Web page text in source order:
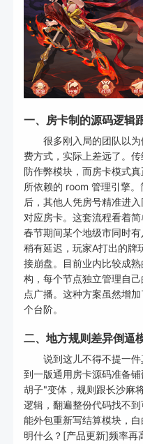
一、房卡制的源码逻辑
很多刚入局的团队以
费方式，实际上差远了。
防作弊模块，而房卡模式
所依赖的 room 管理引擎
后，其他人凭房号精准进
对应房卡。这套流程看着
春节期间某个地级市同时
稍有延迟，玩家A打出的牌
接崩盘。目前业内比较成
构，每个节点独立管理自
点广播。这种方案虽然增
个台阶。
二、地方规则差异倒逼
说到这儿不得不提一
到一版通用房卡源码准备
胡子"变体，规则跟长沙麻
逻辑，翻遍整份代码找不
能外包重新写结算模块，
明什么？[产品更新]频率再